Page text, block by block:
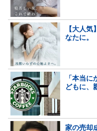
【大人
なたに。
「本当
どもに、
家の売却